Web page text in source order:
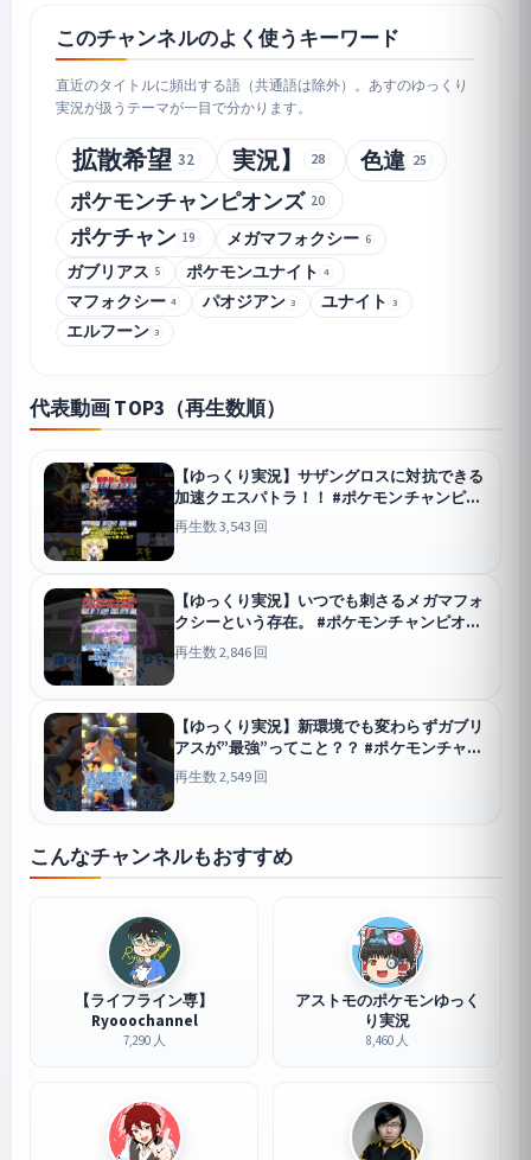
このチャンネルのよく使うキーワード
直近のタイトルに頻出する語（共通語は除外）。あすのゆっくり
実況が扱うテーマが一目で分かります。
拡散希望 32 実況】 28 色違 25
ポケモンチャンピオンズ 20
ポケチャン 19 メガマフォクシー 6
ガブリアス 5 ポケモンユナイト 4
マフォクシー 4 パオジアン 3 ユナイト 3
エルフーン 3
代表動画 TOP3（再生数順）
【ゆっくり実況】サザングロスに対抗できる
加速クエスパトラ！！ #ポケモンチャンピオ
ンズ #ポケモン #ゆっくり実況 #クエスパト
ラ #色クエスパトラ #ポケチャン #拡散希望
再生数 3,543 回
【ゆっくり実況】いつでも刺さるメガマフォ
クシーという存在。 #ポケモンチャンピオン
ズ #ポケモン #ゆっくり実況 #マフォクシー
#メガマフォクシー #ポケチャン #拡散希望 #
再生数 2,846 回
【ゆっくり実況】新環境でも変わらずガブリ
アスが”最強”ってこと？？ #ポケモンチャン
ピオンズ #ポケモン #ゆっくり実況 #ガブリ
アス #ポケチャン #拡散希望 #色違い
再生数 2,549 回
こんなチャンネルもおすすめ
【ライフライン専】
Ryooochannel
7,290 人
アストモのポケモンゆっく
り実況
8,460 人